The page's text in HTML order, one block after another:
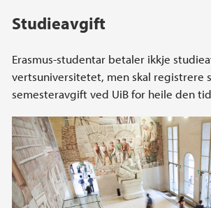
Studieavgift
Erasmus-studentar betaler ikkje
vertsuniversitetet, men skal registrere
semesteravgift ved UiB for heile den